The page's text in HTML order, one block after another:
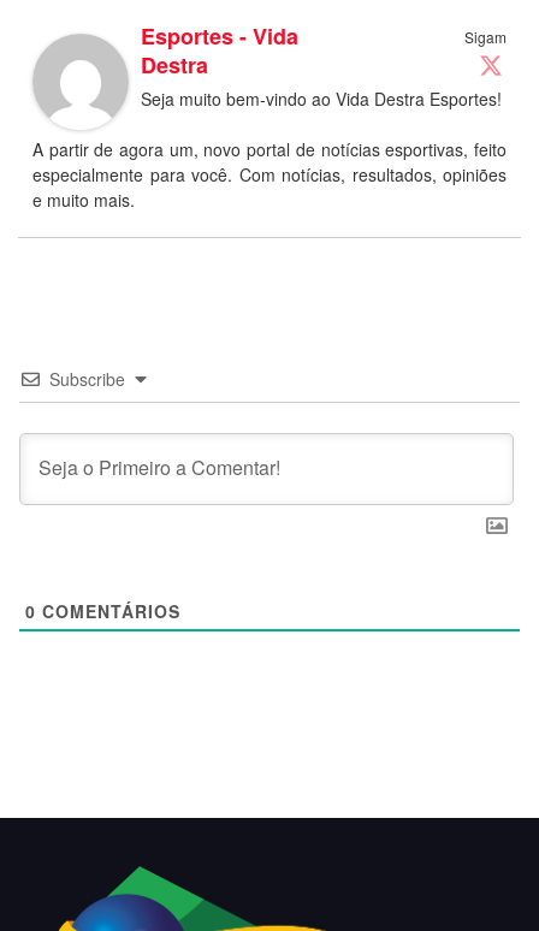
Sigam
Esportes - Vida
Destra
Seja muito bem-vindo ao Vida Destra Esportes!
A partir de agora um, novo portal de notícias esportivas, feito
especialmente para você. Com notícias, resultados, opiniões
e muito mais.
Subscribe
0 COMENTÁRIOS